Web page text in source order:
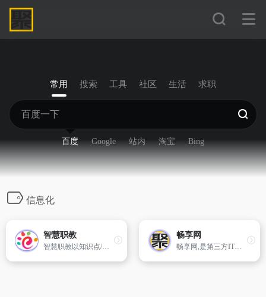
常用 搜索 工具 社区 生活 求职
百度 Google 站内 淘宝 Bing
信息化
智慧职教
智慧职教以知识点/技能点为基本颗粒度，以整个专业的知识/技能树为整体架构，通过系列元数据对素材实现系统化管理，从而使得每个素材都能被便捷地查询和调用。
畅享网
畅享网,是第三方IT服务平台模式的创立者,被公认为企业级信息技术领域最具影响力的第三方IT服务平台,截止2013年底,畅享网拥有400余万实名制 的注册用户及近2000家经认证的IT厂商,帮助管理人加速职业发展,提供信息化规划、IT总包、供应商选型、IT监理、开发维护外包、评估维权等服 务,为IT厂商提供高价值的企业客户,从而降低IT交易的成本,促进多方共赢,推动我国信息化的发展。畅享网是上海市“专精特新”企业、软件企业、上海市和浦东新区的中小企业公共服务机构,曾多次获得市级及以上的资金支持及“优秀网站”、“隐形冠军”、“创新企业”等荣誉称号。